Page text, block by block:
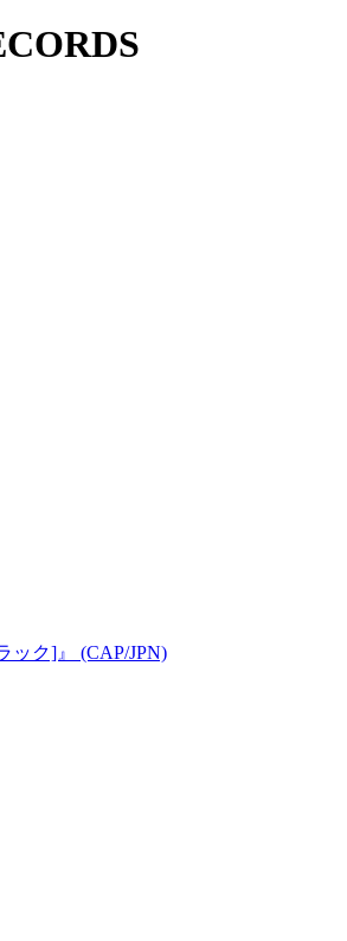
ック]』 (CAP/JPN)